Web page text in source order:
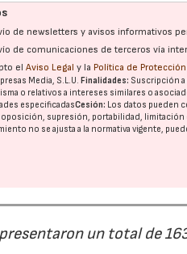
de newsletters y avisos informativos
de comunicaciones de terceros vía
elAviso Legal y la Política de
Media, S.L.U.Finalidades: Suscripción
o relativos a intereses similares o
especificadasCesión: Los datos pueden
supresión, portabilidad, limitación
no se ajusta a la normativa vigente,
un total de